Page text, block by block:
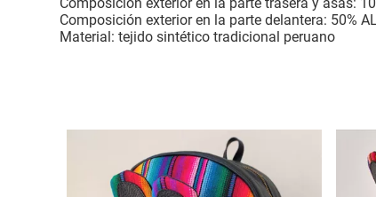
Composición exterior en la parte delantera: 50%
Material: tejido sintético tradicional peruano